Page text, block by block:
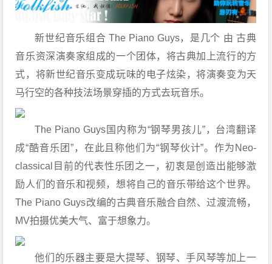
新世纪音乐组合The Piano Guys，是几个 由 古典
音乐资深演奏家组成的一个团体，将古典加上流行的方
式，将新世纪音乐变成玩味的电子炫染，将演奏变为天
马行空的各种技法场景穿插的方式去玩音乐。
The Piano Guys国内称为“钢琴男孩儿”，台湾翻译
成“酷音乐团”，在此且称他们为“钢琴伙计”。作为Neo-
classical目前的代表性乐团之一，初衷是创造出能够激
励人们的音乐和视频，想将自己的音乐带给这个世界。
The Piano Guys改编的古典音乐融合自然、过渡流畅，
MV拍摄优美大气、富于想象力。
他们的乐器主要是大提琴、钢琴、手风琴等加上一